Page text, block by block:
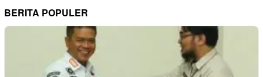
BERITA POPULER